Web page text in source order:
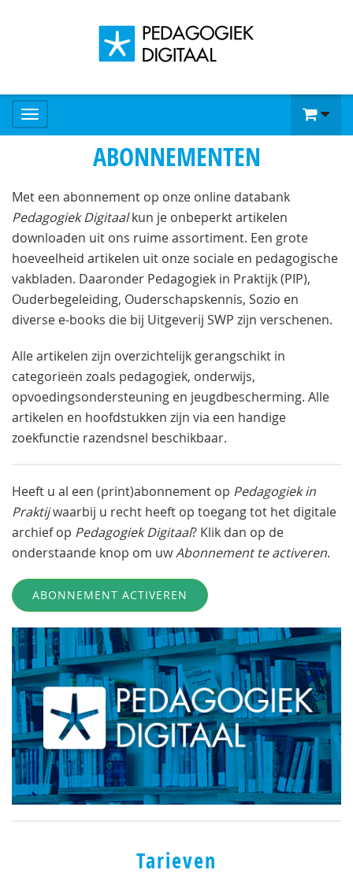
ABONNEMENTEN
Met een abonnement op onze online databank
Pedagogiek Digitaalkun je onbeperkt artikelen
downloaden uit ons ruime assortiment. Een grote
hoeveelheid artikelen uit onze sociale en pedagogische
vakbladen. Daaronder Pedagogiek in Praktijk (PIP),
Ouderbegeleiding, Ouderschapskennis, Sozio en
diverse e-books die bij Uitgeverij SWP zijn verschenen.
Alle artikelen zijn overzichtelijk gerangschikt in
categorieën zoals pedagogiek, onderwijs,
opvoedingsondersteuning en jeugdbescherming. Alle
artikelen en hoofdstukken zijn via een handige
zoekfunctie razendsnel beschikbaar.
Heeft u al een (print)abonnement op Pedagogiek in
Praktijwaarbij u recht heeft op toegang tot het digitale
archief op Pedagogiek Digitaal? Klik dan op de
onderstaande knop om uwAbonnement te activeren.
ABONNEMENT ACTIVEREN
Tarieven